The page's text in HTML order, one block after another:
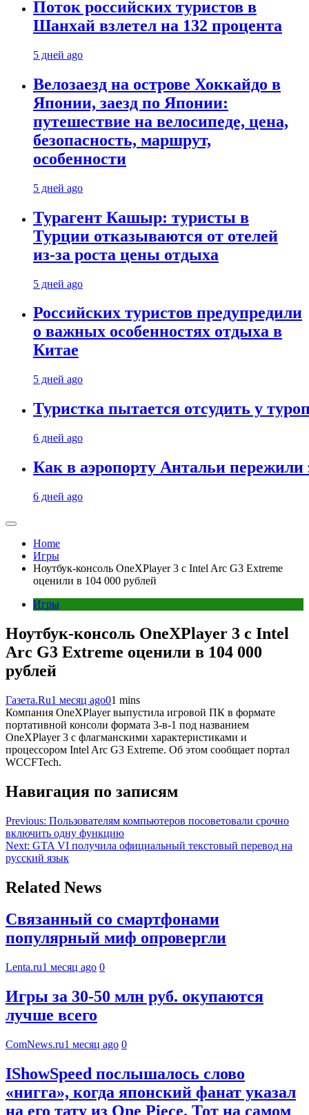
Поток российских туристов в
Шанхай взлетел на 132 процента
5 дней ago
Велозаезд на острове Хоккайдо в
Японии, заезд по Японии:
путешествие на велосипеде, цена,
безопасность, маршрут,
особенности
5 дней ago
Турагент Кашыр: туристы в
Турции отказываются от отелей
из-за роста цены отдыха
5 дней ago
Российских туристов предупредили
о важных особенностях отдыха в
Китае
5 дней ago
Туристка пытается отсудить у
6 дней ago
Как в аэропорту Антальи
6 дней ago
Home
Игры
Ноутбук-консоль OneXPlayer 3 с Intel Arc G3 Extreme
оценили в 104 000 рублей
Игры
Ноутбук-консоль OneXPlayer 3 с Intel
Arc G3 Extreme оценили в 104 000
рублей
Газета.Ru1 месяц ago01 mins
Компания OneXPlayer выпустила игровой ПК в формате
портативной консоли формата 3-в-1 под названием
OneXPlayer 3 с флагманскими характеристиками и
процессором Intel Arc G3 Extreme. Об этом сообщает портал
WCCFTech.
Навигация по записям
Previous: Пользователям компьютеров посоветовали срочно
включить одну функцию
Next: GTA VI получила официальный текстовый перевод на
русский язык
Related News
Связанный со смартфонами
популярный миф опровергли
Lenta.ru1 месяц ago 0
Игры за 30-50 млн руб. окупаются
лучше всего
ComNews.ru1 месяц ago 0
IShowSpeed послышалось слово
«нигга», когда японский фанат указал
на его тату из One Piece. Тот на самом